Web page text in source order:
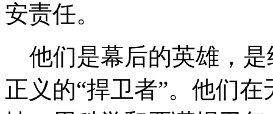
安责任。
他们是幕后的英雄，是
正义的“捍卫者”。他们